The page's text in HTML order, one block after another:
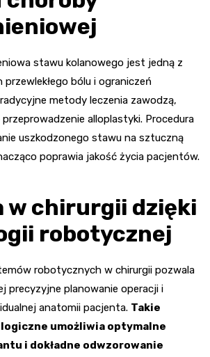
stawu kolanowego jest jedną z
bólu i ograniczeń
metody leczenia zawodzą,
alloplastyki. Procedura
uszkodzonego stawu na sztuczną
poprawia jakość życia pacjentów.
w chirurgii dzięki
robotycznej
robotycznych w chirurgii pozwala
precyzyjne planowanie operacji i
anatomii pacjenta. Takie
umożliwia optymalne
i dokładne odwzorowanie